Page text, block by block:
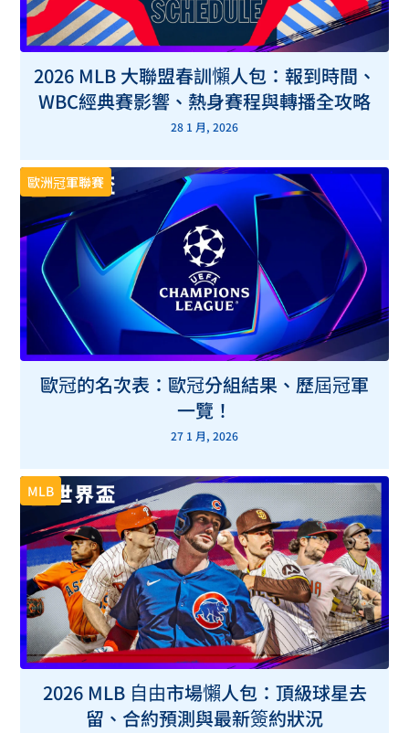
2026 MLB 大聯盟春訓懶人包：報到時間、
WBC經典賽影響、熱身賽程與轉播全攻略
28 1 月, 2026
歐洲冠軍聯賽
歐冠的名次表：歐冠分組結果、歷屆冠軍
一覽！
27 1 月, 2026
MLB
2026 MLB 自由市場懶人包：頂級球星去
留、合約預測與最新簽約狀況